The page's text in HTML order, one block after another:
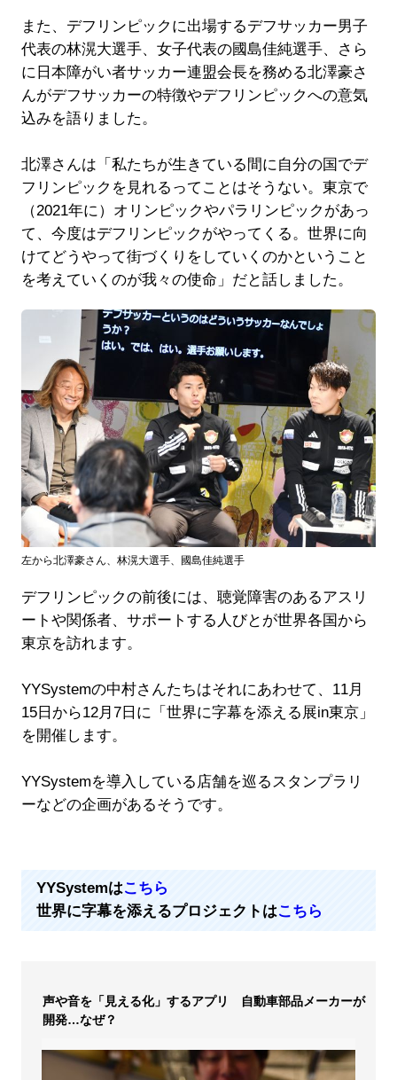
また、デフリンピックに出場するデフサッカー男子
代表の林滉大選手、女子代表の國島佳純選手、さら
に日本障がい者サッカー連盟会長を務める北澤豪さ
んがデフサッカーの特徴やデフリンピックへの意気
込みを語りました。
北澤さんは「私たちが生きている間に自分の国でデ
フリンピックを見れるってことはそうない。東京で
（2021年に）オリンピックやパラリンピックがあっ
て、今度はデフリンピックがやってくる。世界に向
けてどうやって街づくりをしていくのかということ
を考えていくのが我々の使命」だと話しました。
左から北澤豪さん、林滉大選手、國島佳純選手
デフリンピックの前後には、聴覚障害のあるアスリ
ートや関係者、サポートする人びとが世界各国から
東京を訪れます。
YYSystemの中村さんたちはそれにあわせて、11月
15日から12月7日に「世界に字幕を添える展in東京」
を開催します。
YYSystemを導入している店舗を巡るスタンプラリ
ーなどの企画があるそうです。
YYSystemはこちら
世界に字幕を添えるプロジェクトはこちら
声や音を「見える化」するアプリ 自動車部品メーカーが
開発…なぜ？